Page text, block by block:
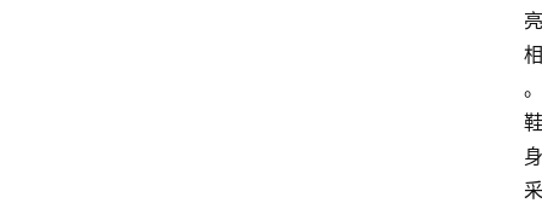
亮
相
。
鞋
身
采